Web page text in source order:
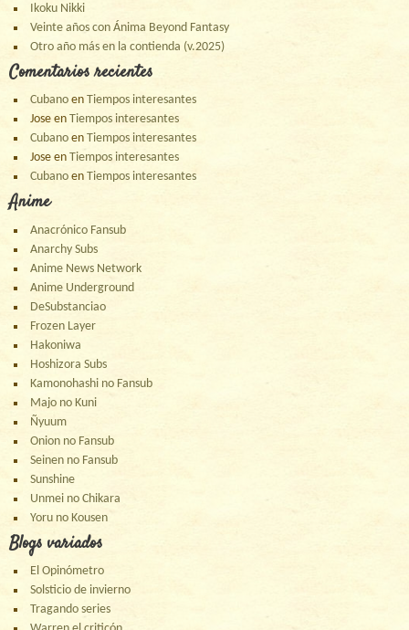
Ikoku Nikki
Veinte años con Ánima Beyond Fantasy
Otro año más en la contienda (v.2025)
Comentarios recientes
Cubano enTiempos interesantes
Jose enTiempos interesantes
Cubano enTiempos interesantes
Jose enTiempos interesantes
Cubano enTiempos interesantes
Anime
Anacrónico Fansub
Anarchy Subs
Anime News Network
Anime Underground
DeSubstanciao
Frozen Layer
Hakoniwa
Hoshizora Subs
Kamonohashi no Fansub
Majo no Kuni
Ñyuum
Onion no Fansub
Seinen no Fansub
Sunshine
Unmei no Chikara
Yoru no Kousen
Blogs variados
El Opinómetro
Solsticio de invierno
Tragando series